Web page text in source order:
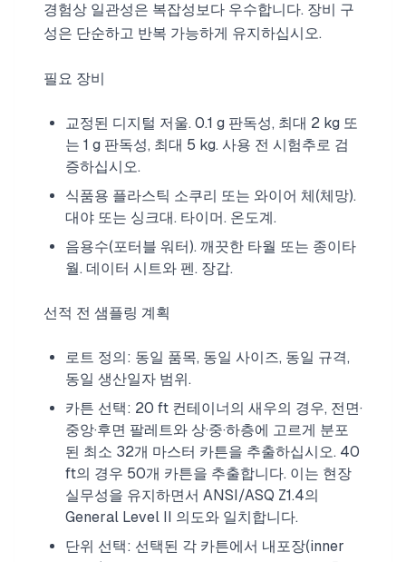
경험상 일관성은 복잡성보다 우수합니다. 장비 구
성은 단순하고 반복 가능하게 유지하십시오.
필요 장비
교정된 디지털 저울. 0.1 g 판독성, 최대 2 kg 또
는 1 g 판독성, 최대 5 kg. 사용 전 시험추로 검
증하십시오.
식품용 플라스틱 소쿠리 또는 와이어 체(체망).
대야 또는 싱크대. 타이머. 온도계.
음용수(포터블 워터). 깨끗한 타월 또는 종이타
월. 데이터 시트와 펜. 장갑.
선적 전 샘플링 계획
로트 정의: 동일 품목, 동일 사이즈, 동일 규격,
동일 생산일자 범위.
카튼 선택: 20 ft 컨테이너의 새우의 경우, 전면·
중앙·후면 팔레트와 상·중·하층에 고르게 분포
된 최소 32개 마스터 카튼을 추출하십시오. 40
ft의 경우 50개 카튼을 추출합니다. 이는 현장
실무성을 유지하면서 ANSI/ASQ Z1.4의
General Level II 의도와 일치합니다.
단위 선택: 선택된 각 카튼에서 내포장(inner